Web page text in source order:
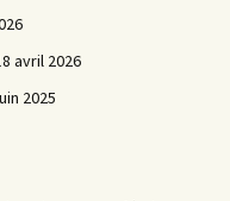
avril 2026
2025